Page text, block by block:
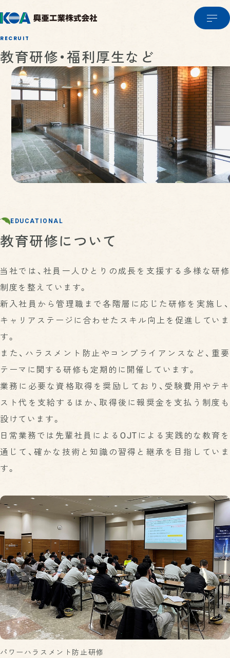
企業情報TOP
代表メッセージ
データで見るKOA
沿革
アクセスマップ
施設・設備
資材調達
営業ネットワーク
物流システム
研究開発・品質管理
パートナーシップ構築宣言
PRODUCTS & SERVICE
製品・サービス
製品・サービスTOP
更紙（ざらがみ）
ペーパータオル原紙・緩衝材用紙
機密書類溶解処理
機密書類溶解処理の流れ
機密書類溶解処理お問い合わせ
SUSTAINABILITY
サステナビリティ
環境への取り組み
クローズド・リサイクル
環境報告書
廃棄物処理施設の維持管理情報
社会への取り組み
次世代育成支援対策推進法への取り組み
女性活躍推進法への取り組み
健康経営
地域との共生
採用情報TOP
総合職・一般職について
技能職について
教育研修・福利厚生など
先輩インタビュー
お知らせ利用規約
RECRUIT
教育研修・福利厚生など
EDUCATIONAL
教育研修について
当社では、社員一人ひとりの成長を支援する多様な研修
制度を整えています。
新入社員から管理職まで各階層に応じた研修を実施し、
キャリアステージに合わせたスキル向上を促進していま
す。
また、ハラスメント防止やコンプライアンスなど、重要
テーマに関する研修も定期的に開催しています。
業務に必要な資格取得を奨励しており、受験費用やテキ
スト代を支給するほか、取得後に報奨金を支払う制度も
設けています。
日常業務では先輩社員によるOJTによる実践的な教育を
通じて、確かな技術と知識の習得と継承を目指していま
す。
パワーハラスメント防止研修